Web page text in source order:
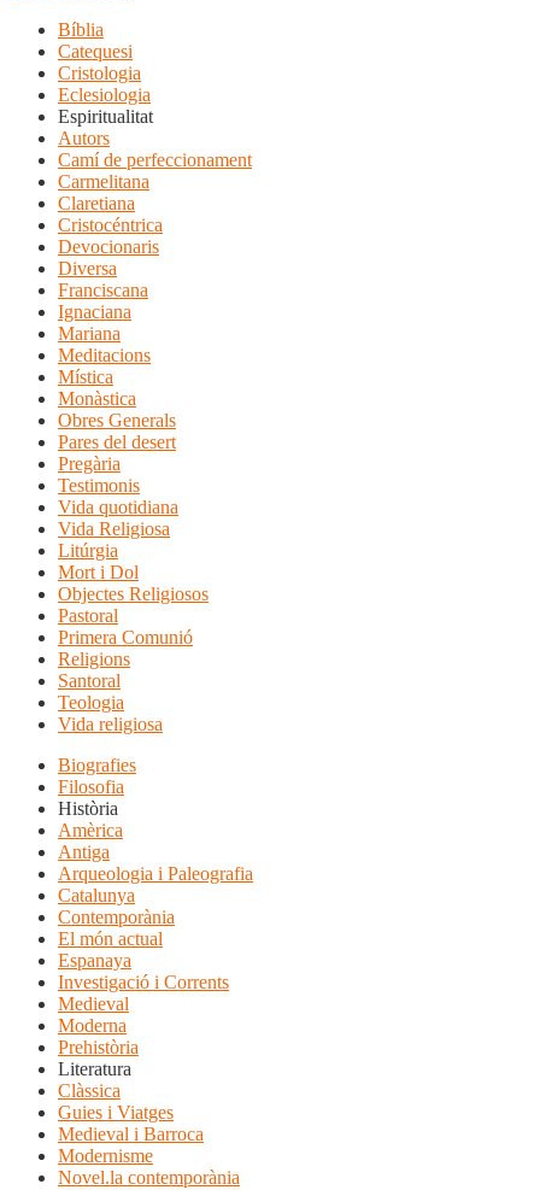
Bíblia
Catequesi
Cristologia
Eclesiologia
Espiritualitat
Autors
Camí de perfeccionament
Carmelitana
Claretiana
Cristocéntrica
Devocionaris
Diversa
Franciscana
Ignaciana
Mariana
Meditacions
Mística
Monàstica
Obres Generals
Pares del desert
Pregària
Testimonis
Vida quotidiana
Vida Religiosa
Litúrgia
Mort i Dol
Objectes Religiosos
Pastoral
Primera Comunió
Religions
Santoral
Teologia
Vida religiosa
Biografies
Filosofia
Història
Amèrica
Antiga
Arqueologia i Paleografia
Catalunya
Contemporània
El món actual
Espanaya
Investigació i Corrents
Medieval
Moderna
Prehistòria
Literatura
Clàssica
Guies i Viatges
Medieval i Barroca
Modernisme
Novel.la contemporània